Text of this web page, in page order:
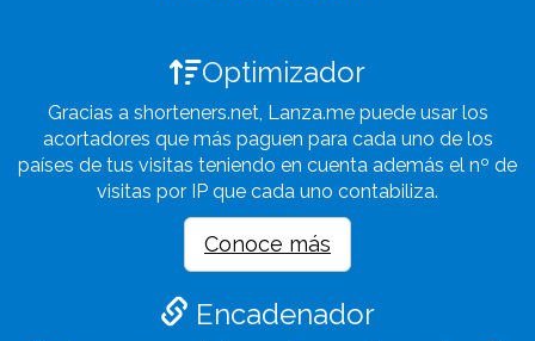
Optimizador
Gracias a shorteners.net, Lanza.me puede usar los
acortadores que más paguen para cada uno de los
países de tus visitas teniendo en cuenta además el nº de
visitas por IP que cada uno contabiliza.
Conoce más
Encadenador